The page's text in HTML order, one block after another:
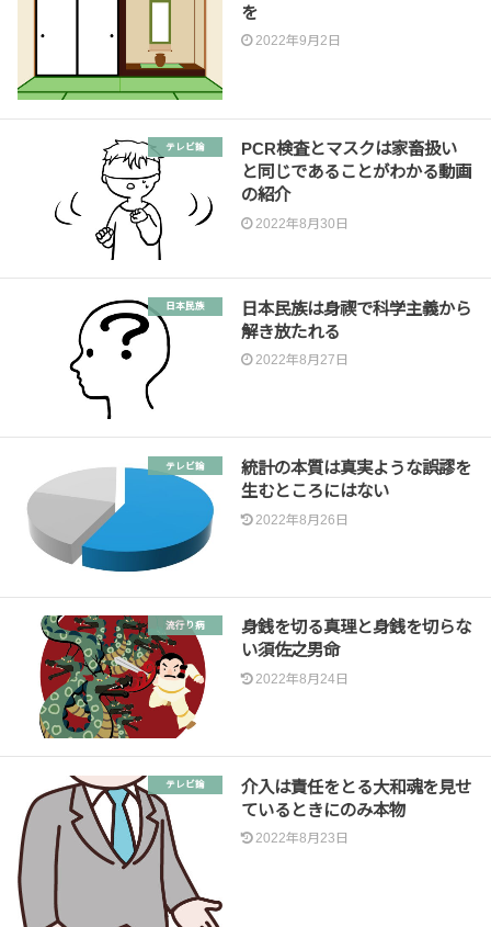
を
2022年9月2日
テレビ論
PCR検査とマスクは家畜扱い
と同じであることがわかる動画
の紹介
2022年8月30日
日本民族
日本民族は身禊で科学主義から
解き放たれる
2022年8月27日
テレビ論
統計の本質は真実ような誤謬を
生むところにはない
2022年8月26日
流行り病
身銭を切る真理と身銭を切らな
い須佐之男命
2022年8月24日
テレビ論
介入は責任をとる大和魂を見せ
ているときにのみ本物
2022年8月23日